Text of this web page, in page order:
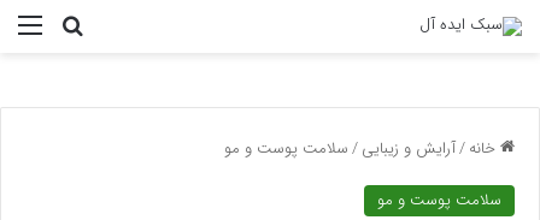
خانه/آرایش و زیبایی/سلامت پوست و مو
سلامت پوست و مو